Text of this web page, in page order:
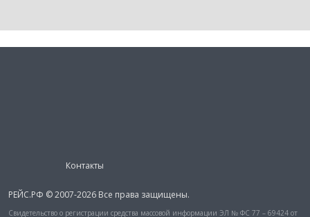
Контакты
РЕЙС.РФ © 2007-2026 Все права защищены.
Свидетельство о регистрации средства массовой информации ЭЛ № ФС 77 – 69424 от